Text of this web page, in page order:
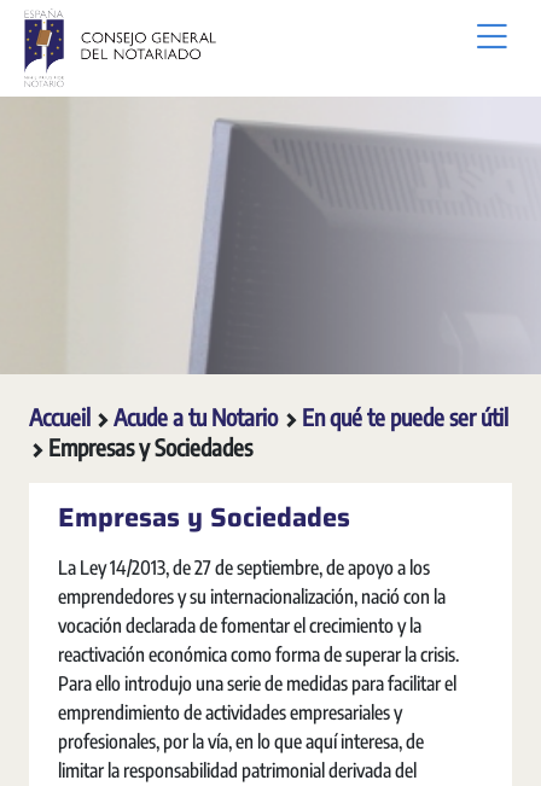
Saut au contenu principal
Accueil Acude a tu Notario
En qué te puede ser útil
Empresas y Sociedades
Empresas y Sociedades
La Ley 14/2013, de 27 de septiembre, de apoyo a los
emprendedores y su internacionalización, nació con la
vocación declarada de fomentar el crecimiento y la
reactivación económica como forma de superar la crisis.
Para ello introdujo una serie de medidas para facilitar el
emprendimiento de actividades empresariales y
profesionales, por la vía, en lo que aquí interesa, de
limitar la responsabilidad patrimonial derivada del